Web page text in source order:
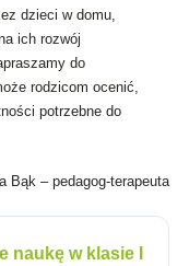
dzieci w domu,
ich rozwój
do
rodzicom ocenić,
potrzebne do
Bąk – pedagog-terapeuta
naukę w klasie I